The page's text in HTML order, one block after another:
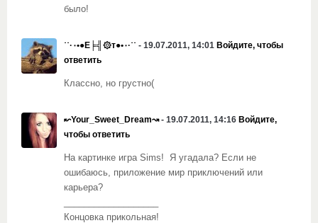
было!
˙˙·٠•●Е╞╣۞т●•٠·˙˙ - 19.07.2011, 14:01 Войдите, чтобы
ответить
Классно, но грустно(
↜Your_Sweet_Dream↝- 19.07.2011, 14:16 Войдите,
чтобы ответить
На картинке игра Sims! Я угадала? Если не
ошибаюсь, приложение мир приключений или
карьера?
Концовка прикольная!